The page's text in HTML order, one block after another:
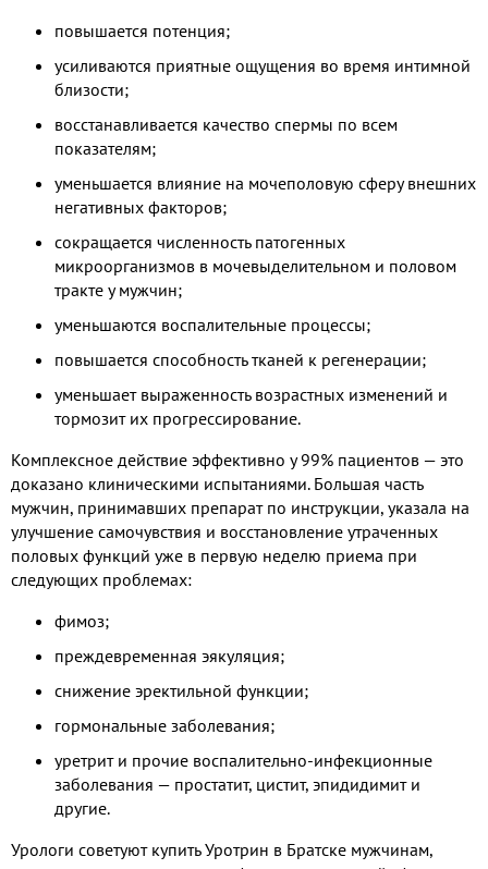
повышается потенция;
усиливаются приятные ощущения во время интимной
близости;
восстанавливается качество спермы по всем
показателям;
уменьшается влияние на мочеполовую сферу внешних
негативных факторов;
сокращается численность патогенных
микроорганизмов в мочевыделительном и половом
тракте у мужчин;
уменьшаются воспалительные процессы;
повышается способность тканей к регенерации;
уменьшает выраженность возрастных изменений и
тормозит их прогрессирование.
Комплексное действие эффективно у 99% пациентов — это
доказано клиническими испытаниями. Большая часть
мужчин, принимавших препарат по инструкции, указала на
улучшение самочувствия и восстановление утраченных
половых функций уже в первую неделю приема при
следующих проблемах:
фимоз;
преждевременная эякуляция;
снижение эректильной функции;
гормональные заболевания;
уретрит и прочие воспалительно-инфекционные
заболевания — простатит, цистит, эпидидимит и
другие.
Урологи советуют купить Уротрин в Братске мужчинам,